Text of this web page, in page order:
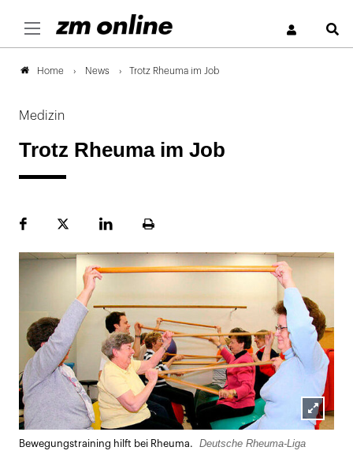
Home News Trotz Rheuma im Job
Medizin
Trotz Rheuma im Job
FacebookPlattformLinekdInSeite
Lightbox
öffnen
Bewegungstraining hilft bei Rheuma. Deutsche Rheuma-Liga